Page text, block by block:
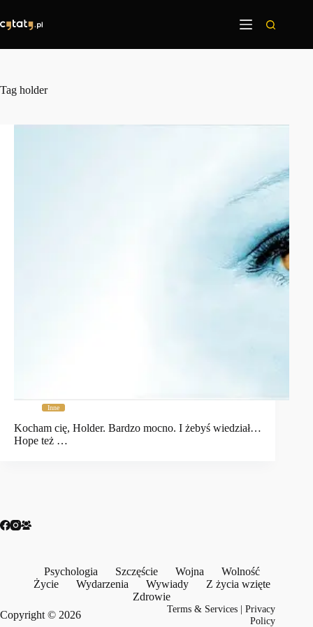
treści
Tag holder
Inne
Kocham cię, Holder. Bardzo mocno. I żebyś wiedział…
Hope też …
Psychologia Szczęście Wojna
Wolność
Życie
Wydarzenia Wywiady
Z życia wzięte
Zdrowie
Copyright © 2026
Terms & Services |Privacy
Policy